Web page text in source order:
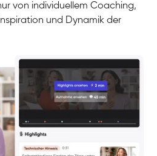
von individuellem Coaching,
und Dynamik der